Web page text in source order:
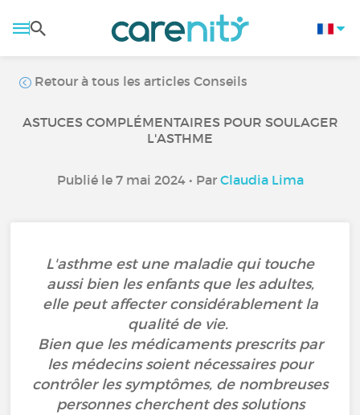
Retour à tous les articles Conseils
ASTUCES COMPLÉMENTAIRES POUR SOULAGER
L'ASTHME
Publié le 7 mai 2024 • Par Claudia Lima
L'asthme est une maladie qui touche
aussi bien les enfants que les adultes,
elle peut affecter considérablement la
qualité de vie.
Bien que les médicaments prescrits par
les médecins soient nécessaires pour
contrôler les symptômes, de nombreuses
personnes cherchent des solutions